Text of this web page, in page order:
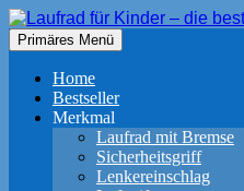
Zum
Inhalt
springen
Laufrad für
Suchen
Primäres Menü
Home
Bestseller
Merkmal
Laufrad mit Bremse
Sicherheitsgriff
Lenkereinschlag